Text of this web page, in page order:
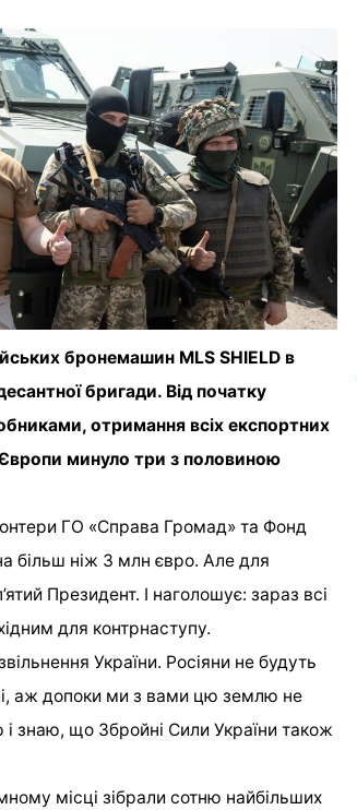
бронемашин MLS SHIELD в
бригади. Від початку
отримання всіх експортних
Європи минуло три з половиною
ГО «Справа Громад» та Фонд
більш ніж 3 млн євро. Але для
Президент. І наголошує: зараз всі
для контрнаступу.
України. Росіяни не будуть
аж допоки ми з вами цю землю не
знаю, що Збройні Сили України також
місці зібрали сотню найбільших